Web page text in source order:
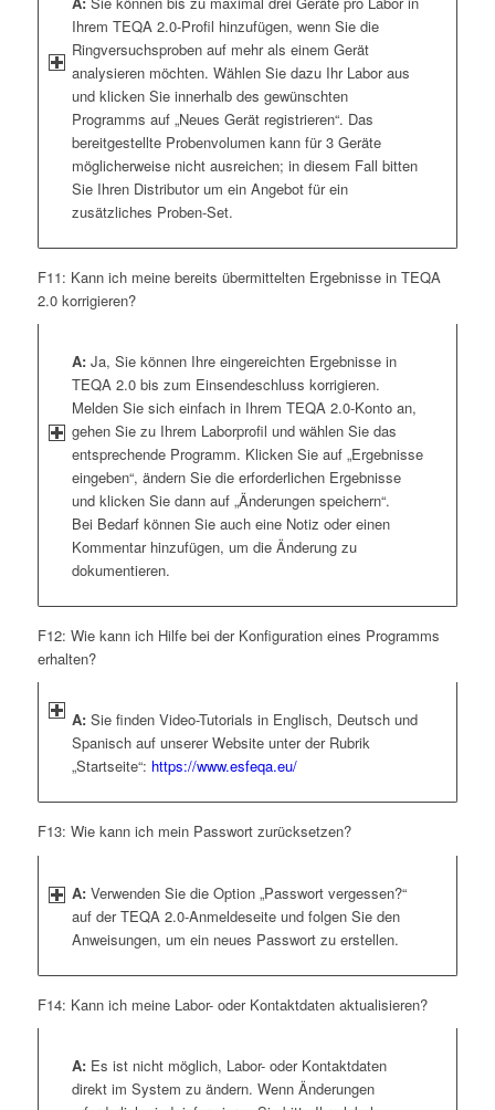
Ihrem TEQA 2.0-Profil hinzufügen, wenn Sie die
Ringversuchsproben auf mehr als einem Gerät
analysieren möchten. Wählen Sie dazu Ihr Labor aus
und klicken Sie innerhalb des gewünschten
Programms auf „Neues Gerät registrieren“. Das
bereitgestellte Probenvolumen kann für 3 Geräte
möglicherweise nicht ausreichen; in diesem Fall bitten
Sie Ihren Distributor um ein Angebot für ein
zusätzliches Proben-Set.
F11: Kann ich meine bereits übermittelten Ergebnisse in TEQA
2.0 korrigieren?
A:Ja, Sie können Ihre eingereichten Ergebnisse in
TEQA 2.0 bis zum Einsendeschluss korrigieren.
Melden Sie sich einfach in Ihrem TEQA 2.0-Konto an,
gehen Sie zu Ihrem Laborprofil und wählen Sie das
entsprechende Programm. Klicken Sie auf „Ergebnisse
eingeben“, ändern Sie die erforderlichen Ergebnisse
und klicken Sie dann auf „Änderungen speichern“.
Bei Bedarf können Sie auch eine Notiz oder einen
Kommentar hinzufügen, um die Änderung zu
dokumentieren.
F12: Wie kann ich Hilfe bei der Konfiguration eines Programms
erhalten?
A:Sie finden Video-Tutorials in Englisch, Deutsch und
Spanisch auf unserer Website unter der Rubrik
„Startseite“: https://www.esfeqa.eu/
F13: Wie kann ich mein Passwort zurücksetzen?
A:Verwenden Sie die Option „Passwort vergessen?“
auf der TEQA 2.0-Anmeldeseite und folgen Sie den
Anweisungen, um ein neues Passwort zu erstellen.
F14: Kann ich meine Labor- oder Kontaktdaten aktualisieren?
A:Es ist nicht möglich, Labor- oder Kontaktdaten
direkt im System zu ändern. Wenn Änderungen